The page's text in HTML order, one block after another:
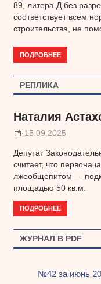
89, литера Д без
соответствует всем
строительства, не
ПОДРОБНЕЕ
РЕПЛИКА
Наталия
15.09.2025
Депутат
считает, что
лжеобщепитом —
площадью 50 кв.м.
ПОДРОБНЕЕ
ЖУРНАЛ В PDF
№42 за июнь